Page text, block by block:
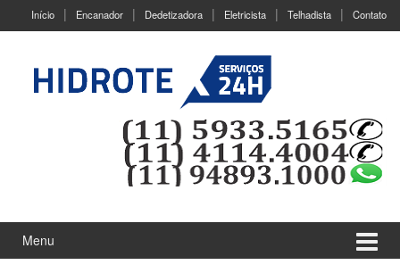
Início Encanador Dedetizadora Eletricista Telhadista Contato
Menu